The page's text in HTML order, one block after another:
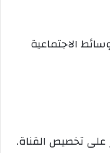
الاجتماعية
تخصيص القناة.